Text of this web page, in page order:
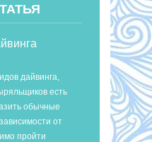
дайвинга,
есть
обычные
от
пройти